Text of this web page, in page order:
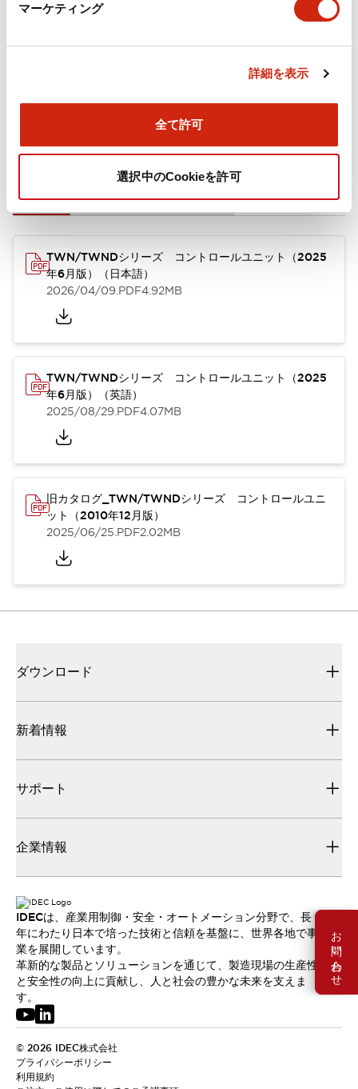
マーケティング
詳細を表示
全て許可
選択中のCookieを許可
お問い合わせ
ドキュメントとファイル
TWN/TWNDシリーズ コントロールユニット（2025
年6月版）（日本語）
2026/04/09.PDF4.92MB
TWN/TWNDシリーズ コントロールユニット（2025
年6月版）（英語）
2025/08/29.PDF4.07MB
旧カタログ_TWN/TWNDシリーズ コントロールユニ
ット（2010年12月版）
2025/06/25.PDF2.02MB
ダウンロード
新着情報
サポート
企業情報
IDECは、産業用制御・安全・オートメーション分野で、長
年にわたり日本で培った技術と信頼を基盤に、世界各地で事
業を展開しています。
革新的な製品とソリューションを通じて、製造現場の生産性
と安全性の向上に貢献し、人と社会の豊かな未来を支えま
す。
© 2026 IDEC株式会社
プライバシーポリシー
利用規約